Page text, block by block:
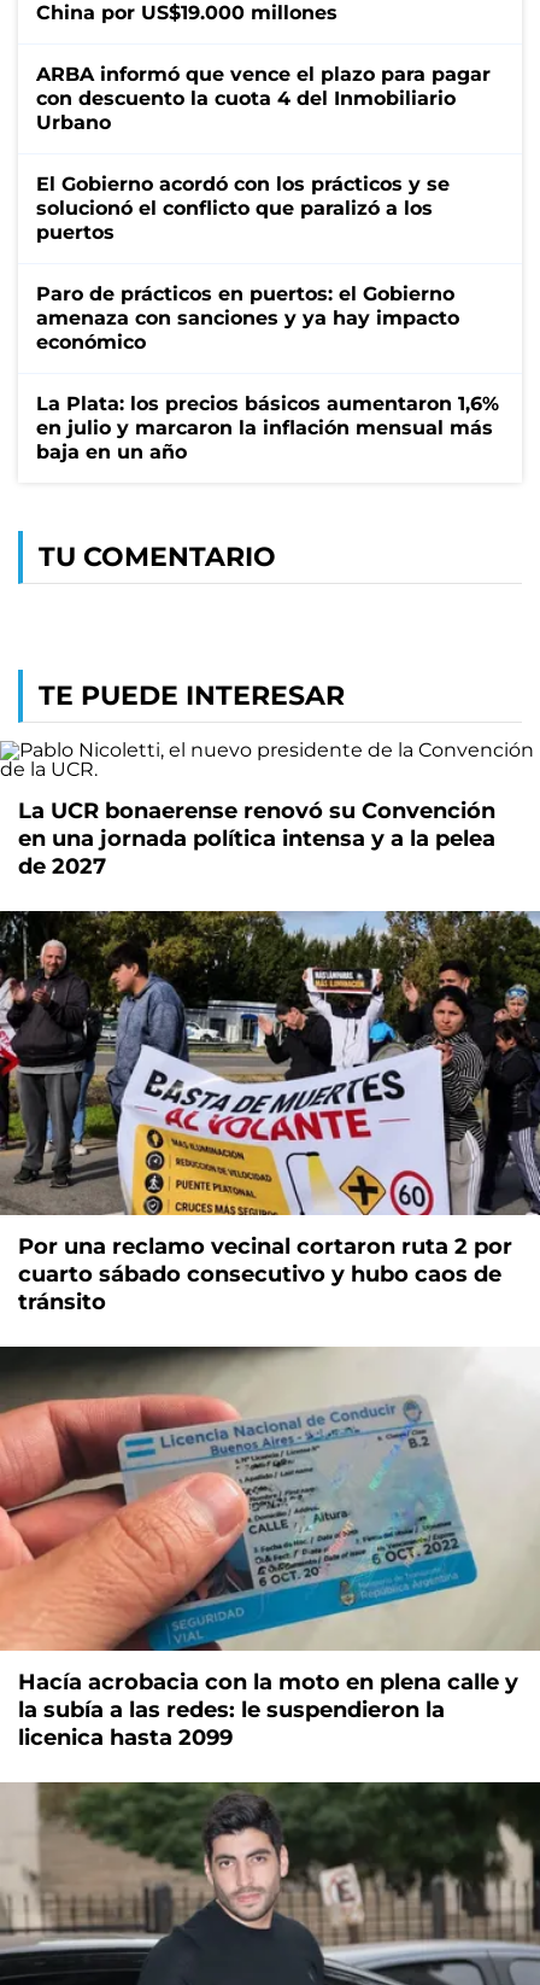
China por US$19.000 millones
ARBA informó que vence el plazo para pagar
con descuento la cuota 4 del Inmobiliario
Urbano
El Gobierno acordó con los prácticos y se
solucionó el conflicto que paralizó a los
puertos
Paro de prácticos en puertos: el Gobierno
amenaza con sanciones y ya hay impacto
económico
La Plata: los precios básicos aumentaron 1,6%
en julio y marcaron la inflación mensual más
baja en un año
TU COMENTARIO
TE PUEDE INTERESAR
La UCR bonaerense renovó su Convención
en una jornada política intensa y a la pelea
de 2027
Por una reclamo vecinal cortaron ruta 2 por
cuarto sábado consecutivo y hubo caos de
tránsito
Hacía acrobacia con la moto en plena calle y
la subía a las redes: le suspendieron la
licenica hasta 2099